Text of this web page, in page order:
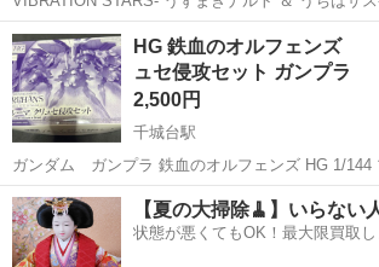
す！ お値段の交渉も可能でございますので、 お気
い！
千葉 松戸市 松戸駅 模型、プラモデル
HG 鉄血のオルフェンズ
ュセ侵攻セット ガンプラ
2,500円
千城台駅
ガンダム ガンプラ 鉄血のオルフェンズ HG 1/
セ侵攻セット 新品 神経質な方はご遠慮下さい。
千葉 千葉市 千城台駅 模型、プラモデル
鉄血のオルフェンズ
【夏の大掃除🧹】いらない
状態が悪くてもOK！最大限買取し